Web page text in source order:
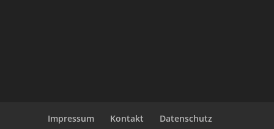
Impressum Kontakt Datenschutz